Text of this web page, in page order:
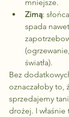
mniejsze.
Zimą:
spada
światła).
Bez
oznaczałoby to,
sprzedajemy
drożej. I